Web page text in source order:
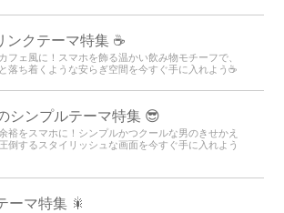
ンクテーマ特集 ☕️
フェ風に！スマホを飾る温かい飲み物モチーフで、
落ち着くような安らぎ空間を今すぐ手に入れよう☕️
シンプルテーマ特集 😎
裕をスマホに！シンプルかつクールな男のきせかえ
倒するスタイリッシュな画面を今すぐ手に入れよう
ーマ特集 🎇